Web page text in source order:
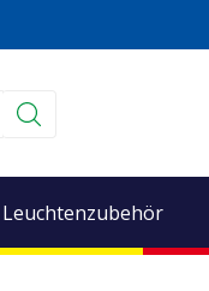
Leuchtenzubehör